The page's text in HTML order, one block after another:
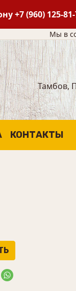
+7 (960) 125-
Мы в
Тамбов,
КОНТАКТЫ